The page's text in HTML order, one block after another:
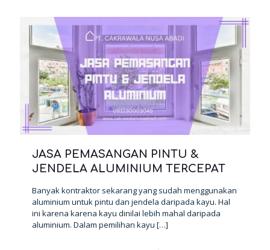
JASA PEMASANGAN PINTU &
JENDELA ALUMINIUM TERCEPAT
Banyak kontraktor sekarang yang sudah menggunakan
aluminium untuk pintu dan jendela daripada kayu. Hal
ini karena karena kayu dinilai lebih mahal daripada
aluminium. Dalam pemilihan kayu […]